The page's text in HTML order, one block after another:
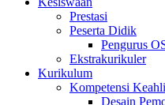
Prestasi
Peserta Didik
Pengurus
Ekstrakurikuler
Kurikulum
Kompetensi
Desain